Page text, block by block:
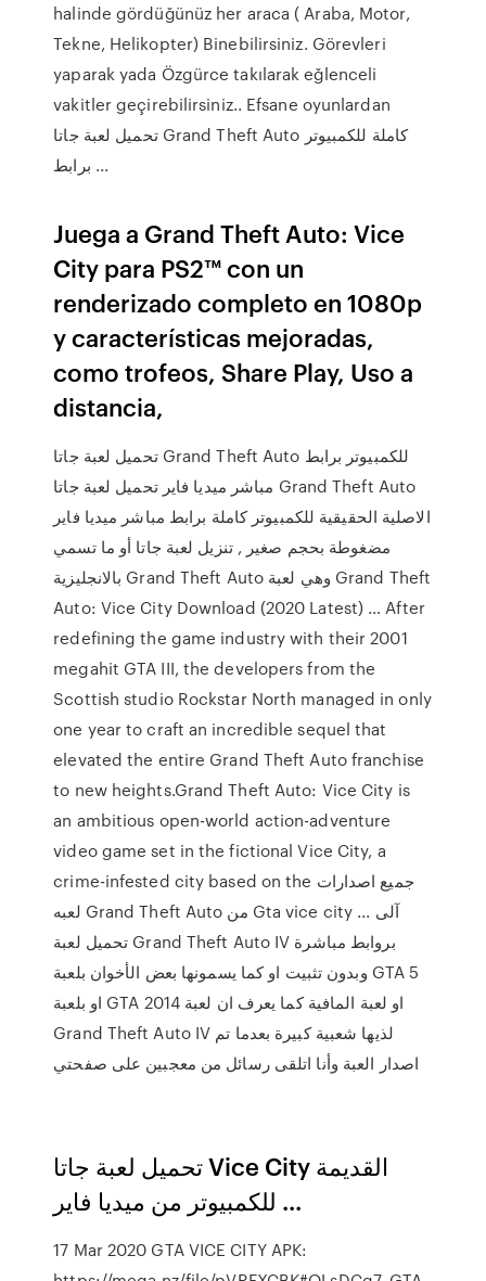
halinde gördüğünüz her araca ( Araba, Motor,
Tekne, Helikopter) Binebilirsiniz. Görevleri
yaparak yada Özgürce takılarak eğlenceli
vakitler geçirebilirsiniz.. Efsane oyunlardan
تحميل لعبة جاتا Grand Theft Auto كاملة للكمبيوتر
برابط ...
Juega a Grand Theft Auto: Vice
City para PS2™ con un
renderizado completo en 1080p
y características mejoradas,
como trofeos, Share Play, Uso a
distancia,
تحميل لعبة جاتا Grand Theft Auto للكمبيوتر برابط
مباشر ميديا فاير تحميل لعبة جاتا Grand Theft Auto
الاصلية الحقيقية للكمبيوتر كاملة برابط مباشر ميديا فاير
مضغوطة بحجم صغير , تنزيل لعبة جاتا أو ما تسمي
بالانجليزية Grand Theft Auto وهي لعبة Grand Theft
Auto: Vice City Download (2020 Latest) … After
redefining the game industry with their 2001
megahit GTA III, the developers from the
Scottish studio Rockstar North managed in only
one year to craft an incredible sequel that
elevated the entire Grand Theft Auto franchise
to new heights.Grand Theft Auto: Vice City is
an ambitious open-world action-adventure
video game set in the fictional Vice City, a
crime-infested city based on the جميع اصدارات
لعبه Grand Theft Auto من Gta vice city آلى ...
تحميل لعبة Grand Theft Auto IV بروابط مباشرة
وبدون تثبيت او كما يسمونها بعض الأخوان بلعبة GTA 5
او بلعبة GTA 2014 او لعبة المافية كما يعرف ان لعبة
Grand Theft Auto IV لذيها شعبية كبيرة بعدما تم
اصدار العبة وأنا اتلقى رسائل من معجبين على صفحتي
تحميل لعبة جاتا Vice City القديمة
للكمبيوتر من ميديا فاير ...
17 Mar 2020 GTA VICE CITY APK: